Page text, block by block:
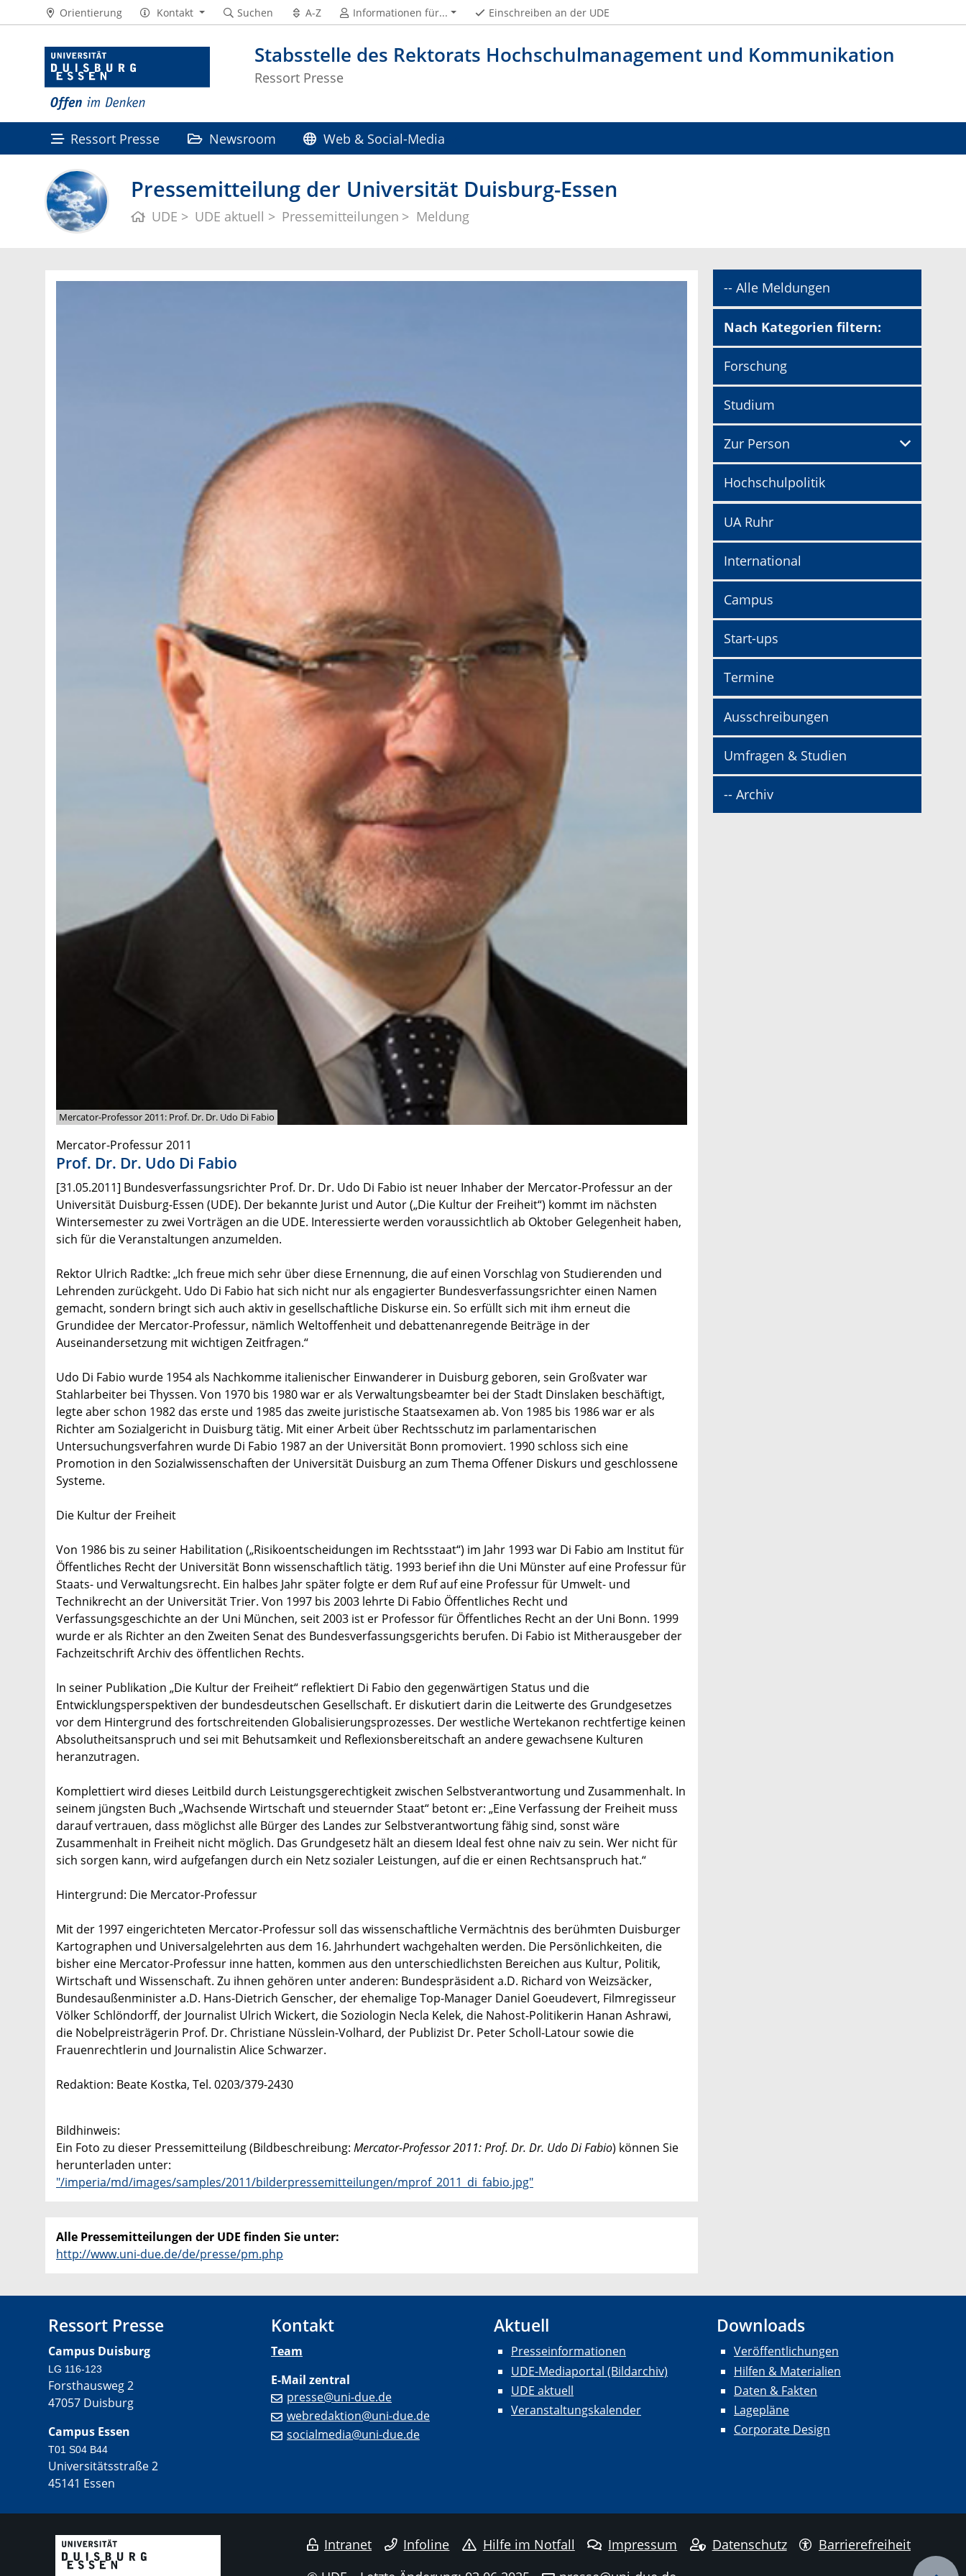
Stabsstelle des Rektorats Hochschulmanagement und Kommunikation
Ressort Presse
Orientierung Kontakt Suchen A-Z Informationen für... Einschreiben an der UDE
Ressort Presse Newsroom Web & Social-Media
Pressemitteilung der Universität Duisburg-Essen
UDE UDE aktuell Pressemitteilungen Meldung
Mercator-Professor 2011: Prof. Dr. Dr. Udo Di Fabio
Mercator-Professur 2011
Prof. Dr. Dr. Udo Di Fabio
[31.05.2011] Bundesverfassungsrichter Prof. Dr. Dr. Udo Di Fabio ist neuer Inhaber der Mercator-Professur an der
Universität Duisburg-Essen (UDE). Der bekannte Jurist und Autor („Die Kultur der Freiheit“) kommt im nächsten
Wintersemester zu zwei Vorträgen an die UDE. Interessierte werden voraussichtlich ab Oktober Gelegenheit haben,
sich für die Veranstaltungen anzumelden.
Rektor Ulrich Radtke: „Ich freue mich sehr über diese Ernennung, die auf einen Vorschlag von Studierenden und
Lehrenden zurückgeht. Udo Di Fabio hat sich nicht nur als engagierter Bundesverfassungsrichter einen Namen
gemacht, sondern bringt sich auch aktiv in gesellschaftliche Diskurse ein. So erfüllt sich mit ihm erneut die
Grundidee der Mercator-Professur, nämlich Weltoffenheit und debattenanregende Beiträge in der
Auseinandersetzung mit wichtigen Zeitfragen.“
Udo Di Fabio wurde 1954 als Nachkomme italienischer Einwanderer in Duisburg geboren, sein Großvater war
Stahlarbeiter bei Thyssen. Von 1970 bis 1980 war er als Verwaltungsbeamter bei der Stadt Dinslaken beschäftigt,
legte aber schon 1982 das erste und 1985 das zweite juristische Staatsexamen ab. Von 1985 bis 1986 war er als
Richter am Sozialgericht in Duisburg tätig. Mit einer Arbeit über Rechtsschutz im parlamentarischen
Untersuchungsverfahren wurde Di Fabio 1987 an der Universität Bonn promoviert. 1990 schloss sich eine
Promotion in den Sozialwissenschaften der Universität Duisburg an zum Thema Offener Diskurs und geschlossene
Systeme.
Die Kultur der Freiheit
Von 1986 bis zu seiner Habilitation („Risikoentscheidungen im Rechtsstaat“) im Jahr 1993 war Di Fabio am Institut für
Öffentliches Recht der Universität Bonn wissenschaftlich tätig. 1993 berief ihn die Uni Münster auf eine Professur für
Staats- und Verwaltungsrecht. Ein halbes Jahr später folgte er dem Ruf auf eine Professur für Umwelt- und
Technikrecht an der Universität Trier. Von 1997 bis 2003 lehrte Di Fabio Öffentliches Recht und
Verfassungsgeschichte an der Uni München, seit 2003 ist er Professor für Öffentliches Recht an der Uni Bonn. 1999
wurde er als Richter an den Zweiten Senat des Bundesverfassungsgerichts berufen. Di Fabio ist Mitherausgeber der
Fachzeitschrift Archiv des öffentlichen Rechts.
In seiner Publikation „Die Kultur der Freiheit“ reflektiert Di Fabio den gegenwärtigen Status und die
Entwicklungsperspektiven der bundesdeutschen Gesellschaft. Er diskutiert darin die Leitwerte des Grundgesetzes
vor dem Hintergrund des fortschreitenden Globalisierungsprozesses. Der westliche Wertekanon rechtfertige keinen
Absolutheitsanspruch und sei mit Behutsamkeit und Reflexionsbereitschaft an andere gewachsene Kulturen
heranzutragen.
Komplettiert wird dieses Leitbild durch Leistungsgerechtigkeit zwischen Selbstverantwortung und Zusammenhalt. In
seinem jüngsten Buch „Wachsende Wirtschaft und steuernder Staat“ betont er: „Eine Verfassung der Freiheit muss
darauf vertrauen, dass möglichst alle Bürger des Landes zur Selbstverantwortung fähig sind, sonst wäre
Zusammenhalt in Freiheit nicht möglich. Das Grundgesetz hält an diesem Ideal fest ohne naiv zu sein. Wer nicht für
sich sorgen kann, wird aufgefangen durch ein Netz sozialer Leistungen, auf die er einen Rechtsanspruch hat.“
Hintergrund: Die Mercator-Professur
Mit der 1997 eingerichteten Mercator-Professur soll das wissenschaftliche Vermächtnis des berühmten Duisburger
Kartographen und Universalgelehrten aus dem 16. Jahrhundert wachgehalten werden. Die Persönlichkeiten, die
bisher eine Mercator-Professur inne hatten, kommen aus den unterschiedlichsten Bereichen aus Kultur, Politik,
Wirtschaft und Wissenschaft. Zu ihnen gehören unter anderen: Bundespräsident a.D. Richard von Weizsäcker,
Bundesaußenminister a.D. Hans-Dietrich Genscher, der ehemalige Top-Manager Daniel Goeudevert, Filmregisseur
Völker Schlöndorff, der Journalist Ulrich Wickert, die Soziologin Necla Kelek, die Nahost-Politikerin Hanan Ashrawi,
die Nobelpreisträgerin Prof. Dr. Christiane Nüsslein-Volhard, der Publizist Dr. Peter Scholl-Latour sowie die
Frauenrechtlerin und Journalistin Alice Schwarzer.
Redaktion: Beate Kostka, Tel. 0203/379-2430
Bildhinweis:
Ein Foto zu dieser Pressemitteilung (Bildbeschreibung: Mercator-Professor 2011: Prof. Dr. Dr. Udo Di Fabio) können Sie
herunterladen unter:
"/imperia/md/images/samples/2011/bilderpressemitteilungen/mprof_2011_di_fabio.jpg"
Alle Pressemitteilungen der UDE finden Sie unter:
http://www.uni-due.de/de/presse/pm.php
-- Alle Meldungen
Nach Kategorien filtern:
Forschung
Studium
Zur Person
Hochschulpolitik
UA Ruhr
International
Campus
Start-ups
Termine
Ausschreibungen
Umfragen & Studien
-- Archiv
Ressort Presse
Campus Duisburg
LG 116-123
Forsthausweg 2
47057 Duisburg
Campus Essen
T01 S04 B44
Universitätsstraße 2
45141 Essen
Kontakt
Team
E-Mail zentral
presse@uni-due.de
webredaktion@uni-due.de
socialmedia@uni-due.de
Aktuell
Presseinformationen
UDE-Mediaportal (Bildarchiv)
UDE aktuell
Veranstaltungskalender
Downloads
Veröffentlichungen
Hilfen & Materialien
Daten & Fakten
Lagepläne
Corporate Design
Intranet Infoline Hilfe im Notfall Impressum Datenschutz
Barrierefreiheit